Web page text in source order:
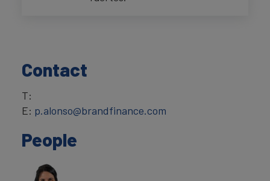
Contact
T:
E: p.alonso@brandfinance.com
People